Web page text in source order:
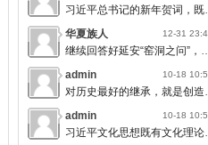
习近平总书记
华夏族人
12-31
继续回答好延安“窑洞之问”，
admin
10-18
对历史最好的继承
admin
10-18
习近平文化思想既有文化理论观点上的创新